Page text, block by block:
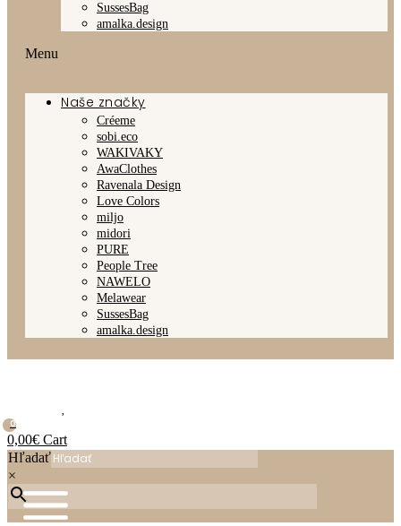
SussesBag
amalka.design
Menu
Naše značky
Créeme
sobi.eco
WAKIVAKY
AwaClothes
Ravenala Design
Love Colors
miljo
midori
PURE
People Tree
NAWELO
Melawear
SussesBag
amalka.design
0
0,00€ Cart
Hľadať
×